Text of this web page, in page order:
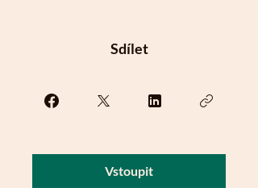
Sdílet
Vstoupit